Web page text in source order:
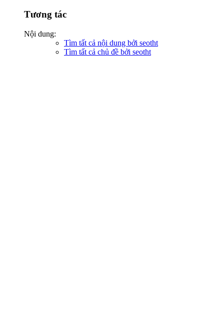
Tương tác
Nội dung:
Tìm tất cả nội dung bởi seotht
Tìm tất cả chủ đề bởi seotht